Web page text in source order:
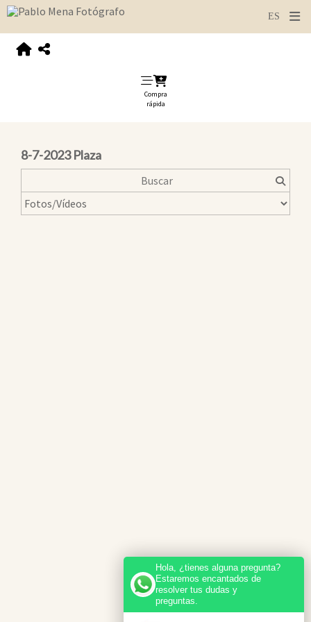
Compra
rápida
8-7-2023 Plaza
Hola, ¿tienes alguna pregunta?
Estaremos encantados de
resolver tus dudas y
preguntas.